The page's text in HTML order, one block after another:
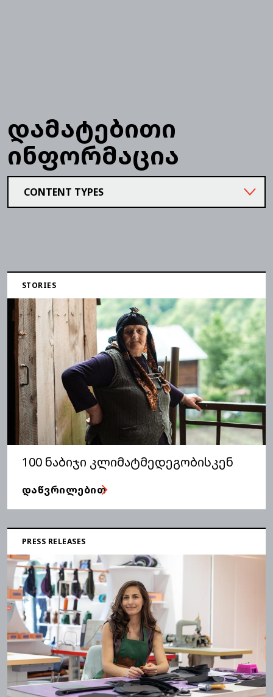
დამატებითი
ინფორმაცია
CONTENT TYPES
STORIES
100 ნაბიჯი კლიმატმედეგობისკენ
ᲓᲐᲬᲕᲠᲘᲚᲔᲑᲘᲗ
PRESS RELEASES